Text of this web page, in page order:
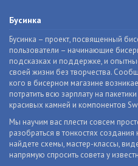
Бусинка
Бусинка – проект, посвященный
пользователи – начинающие
подсказках и поддержке, и
своей жизни без творчества.
кого в бисерном магазине
потратить всю зарплату на
красивых камней и компонентов
Мы научим вас плести совсем
разобраться в тонкостях
найдете схемы, мастер-классы,
напрямую спросить совета у